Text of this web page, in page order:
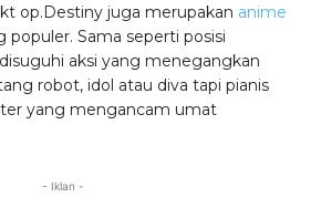
op.Destiny juga merupakan anime
populer. Sama seperti posisi
aksi yang menegangkan
robot, idol atau diva tapi pianis
yang mengancam umat
- Iklan -